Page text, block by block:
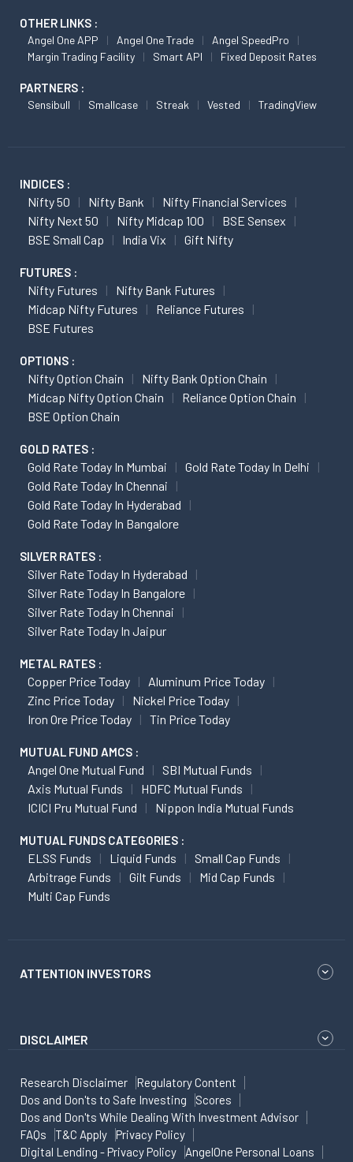
OTHER LINKS :
Angel One APP Angel One Trade
Angel SpeedPro
Margin Trading Facility
Smart API Fixed Deposit Rates
PARTNERS :
Sensibull Smallcase Streak Vested TradingView
INDICES :
Nifty 50 Nifty Bank
Nifty Financial Services
Nifty Next 50
Nifty Midcap 100
BSE Sensex
BSE Small Cap
India Vix Gift Nifty
FUTURES :
Nifty Futures
Nifty Bank Futures
Midcap Nifty Futures
Reliance Futures
BSE Futures
OPTIONS :
Nifty Option Chain
Nifty Bank Option Chain
Midcap Nifty Option Chain
Reliance Option Chain
BSE Option Chain
GOLD RATES :
Gold Rate Today In Mumbai
Gold Rate Today In Delhi
Gold Rate Today In Chennai
Gold Rate Today In Hyderabad
Gold Rate Today In Bangalore
SILVER RATES :
Silver Rate Today In Hyderabad
Silver Rate Today In Bangalore
Silver Rate Today In Chennai
Silver Rate Today In Jaipur
METAL RATES :
Copper Price Today
Aluminum Price Today
Zinc Price Today
Nickel Price Today
Iron Ore Price Today
Tin Price Today
MUTUAL FUND AMCS :
Angel One Mutual Fund
SBI Mutual Funds
Axis Mutual Funds
HDFC Mutual Funds
ICICI Pru Mutual Fund
Nippon India Mutual Funds
MUTUAL FUNDS CATEGORIES :
ELSS Funds Liquid Funds
Small Cap Funds
Arbitrage Funds
Gilt Funds
Mid Cap Funds
Multi Cap Funds
ATTENTION INVESTORS
DISCLAIMER
Research Disclaimer
Regulatory Content
Dos and Don'ts to Safe Investing
Scores
Dos and Don'ts While Dealing With Investment Advisor
FAQs
T&C Apply
Privacy Policy
Digital Lending - Privacy Policy
AngelOne Personal Loans